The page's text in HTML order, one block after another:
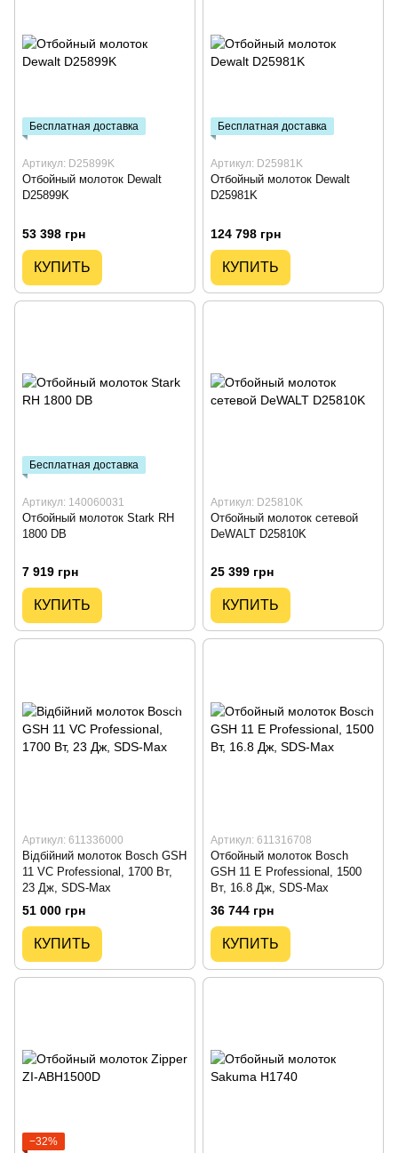
Бесплатная доставка
Артикул: D25899K
Отбойный молоток Dewalt
D25899K
53 398 грн
КУПИТЬ
Бесплатная доставка
Артикул: D25981K
Отбойный молоток Dewalt
D25981K
124 798 грн
КУПИТЬ
Бесплатная доставка
Артикул: 140060031
Отбойный молоток Stark RH
1800 DB
7 919 грн
КУПИТЬ
Артикул: D25810K
Отбойный молоток сетевой
DeWALT D25810K
25 399 грн
КУПИТЬ
Артикул: 611336000
Відбійний молоток Bosch GSH
11 VC Professional, 1700 Вт,
23 Дж, SDS-Max
51 000 грн
КУПИТЬ
Артикул: 611316708
Отбойный молоток Bosch
GSH 11 E Professional, 1500
Вт, 16.8 Дж, SDS-Max
36 744 грн
КУПИТЬ
−32%